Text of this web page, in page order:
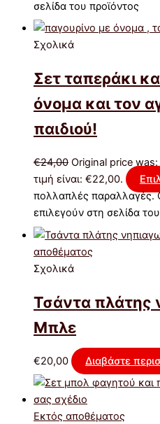
σελίδα του προϊόντος
Σχολικά
Σετ ταπεράκι
όνομα και τον
παιδιού!
€24,00 Original price
τιμή είναι: €22,00.
πολλαπλές παραλλαγές.
επιλεγούν στη σελίδα
αποθέματος
Σχολικά
Τσάντα πλάτης
Μπλε
€20,00 Διαβάστε
Εκτός αποθέματος